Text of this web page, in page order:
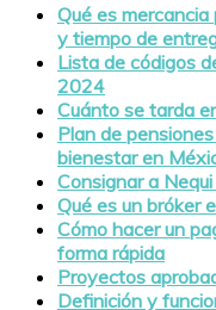
Qué es
y tiempo de
Lista de códigos
2024
Cuánto se tarda
Plan de
bienestar en
Consignar a
Qué es un bróker
Cómo hacer un
forma rápida
Proyectos
Definición y